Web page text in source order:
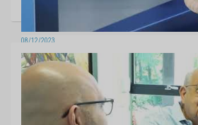
08/12/2023
MINUTO TCE - Edição 137